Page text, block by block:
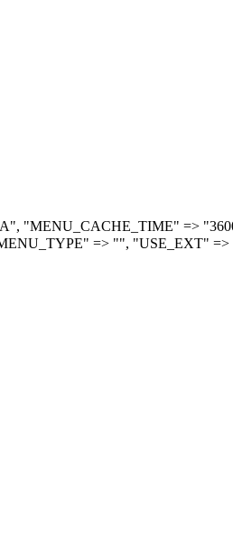
"MENU_CACHE_TIME" =>
=> "", "USE_EXT"